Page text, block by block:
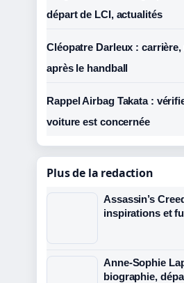
départ de LCI, actualités
Cléopatre Darleux :
après le handball
Rappel Airbag Takata :
voiture est concernée
Plus de la redaction
Assassin’s
inspirations et
Anne-Sophie
biographie,